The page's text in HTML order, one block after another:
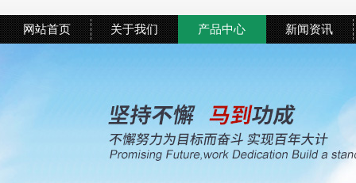
网站首页 关于我们 产品中心 新闻资讯